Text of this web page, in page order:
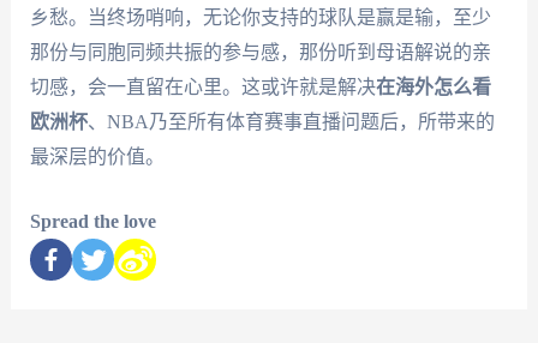
乡愁。当终场哨响，无论你支持的球队是赢是输，至少
那份与同胞同频共振的参与感，那份听到母语解说的亲
切感，会一直留在心里。这或许就是解决在海外怎么看
欧洲杯、NBA乃至所有体育赛事直播问题后，所带来的
最深层的价值。
Spread the love